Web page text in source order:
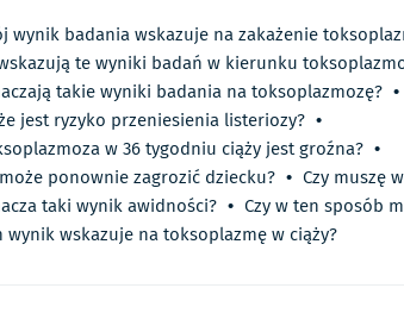
wynik badania wskazuje na zakażenie
te wyniki badań w kierunku
takie wyniki badania na toksoplazmozę? •
jest ryzyko przeniesienia listeriozy? •
w 36 tygodniu ciąży jest groźna? •
ponownie zagrozić dziecku? • Czy muszę
taki wynik awidności? • Czy w ten sposób
wynik wskazuje na toksoplazmę w ciąży?